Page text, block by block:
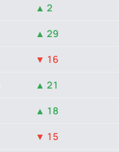
▲ 2
▲ 29
▼ 16
▲ 21
▲ 18
▼ 15